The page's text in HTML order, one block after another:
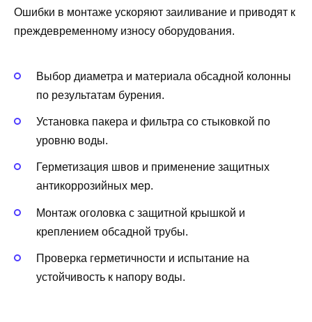
Ошибки в монтаже ускоряют заиливание и приводят к
преждевременному износу оборудования.
Выбор диаметра и материала обсадной колонны
по результатам бурения.
Установка пакера и фильтра со стыковкой по
уровню воды.
Герметизация швов и применение защитных
антикоррозийных мер.
Монтаж оголовка с защитной крышкой и
креплением обсадной трубы.
Проверка герметичности и испытание на
устойчивость к напору воды.